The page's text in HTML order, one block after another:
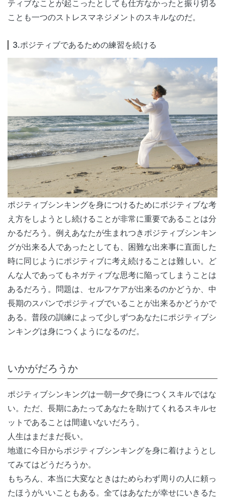
ティブなことが起こったとしても仕方なかったと振り切る
ことも一つのストレスマネジメントのスキルなのだ。
3.ポジティブであるための練習を続ける
ポジティブシンキングを身につけるためにポジティブな考
え方をしようとし続けることが非常に重要であることは分
かるだろう。例えあなたが生まれつきポジティブシンキン
グが出来る人であったとしても、困難な出来事に直面した
時に同じようにポジティブに考え続けることは難しい。ど
んな人であってもネガティブな思考に陥ってしまうことは
あるだろう。問題は、セルフケアが出来るのかどうか、中
長期のスパンでポジティブでいることが出来るかどうかで
ある。普段の訓練によって少しずつあなたにポジティブシ
ンキングは身につくようになるのだ。
いかがだろうか
ポジティブシンキングは一朝一夕で身につくスキルではな
い。ただ、長期にあたってあなたを助けてくれるスキルセ
ットであることは間違いないだろう。
人生はまだまだ長い。
地道に今日からポジティブシンキングを身に着けようとし
てみてはどうだろうか。
もちろん、本当に大変なときはためらわず周りの人に頼っ
たほうがいいこともある。全てはあなたが幸せにいきるた